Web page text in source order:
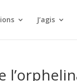
J’agis